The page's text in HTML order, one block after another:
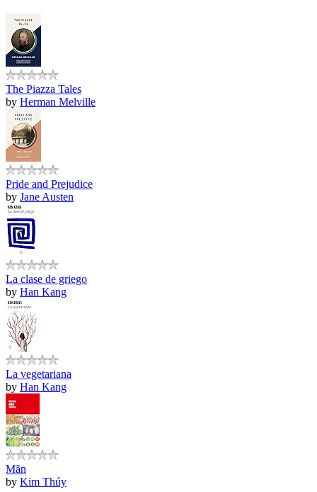
The Piazza Tales
by Herman Melville
Pride and Prejudice
by Jane Austen
La clase de griego
by Han Kang
La vegetariana
by Han Kang
Mãn
by Kim Thúy